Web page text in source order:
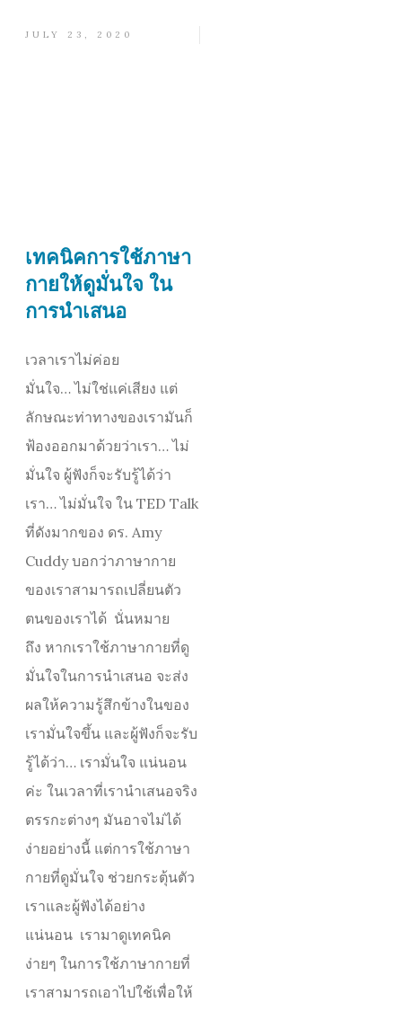
JULY 23, 2020
เทคนิคการใช้ภาษา
กายให้ดูมั่นใจ ใน
การนำเสนอ
เวลาเราไม่ค่อย
มั่นใจ… ไม่ใช่แค่เสียง แต่
ลักษณะท่าทางของเรามันก็
ฟ้องออกมาด้วยว่าเรา… ไม่
มั่นใจ ผู้ฟังก็จะรับรู้ได้ว่า
เรา… ไม่มั่นใจ ใน TED Talk
ที่ดังมากของ ดร. Amy
Cuddy บอกว่าภาษากาย
ของเราสามารถเปลี่ยนตัว
ตนของเราได้ นั่นหมาย
ถึง หากเราใช้ภาษากายที่ดู
มั่นใจในการนำเสนอ จะส่ง
ผลให้ความรู้สึกข้างในของ
เรามั่นใจขึ้น และผู้ฟังก็จะรับ
รู้ได้ว่า… เรามั่นใจ แน่นอน
ค่ะ ในเวลาที่เรานำเสนอจริง
ตรรกะต่างๆ มันอาจไม่ได้
ง่ายอย่างนี้ แต่การใช้ภาษา
กายที่ดูมั่นใจ ช่วยกระตุ้นตัว
เราและผู้ฟังได้อย่าง
แน่นอน เรามาดูเทคนิค
ง่ายๆ ในการใช้ภาษากายที่
เราสามารถเอาไปใช้เพื่อให้